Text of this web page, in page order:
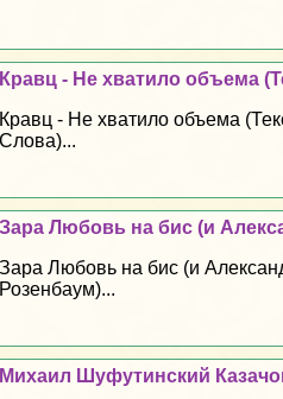
Кравц - Не хватило объема
Кравц - Не хватило объема
Слова)...
Зара Любовь на бис (и
Зара Любовь на бис (и
Розенбаум)...
Михаил Шуфутинский